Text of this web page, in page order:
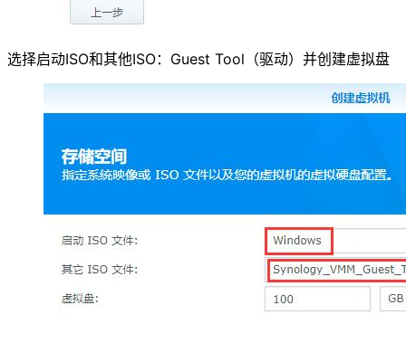
选择启动ISO和其他ISO：Guest Tool（驱动）并创建虚拟盘